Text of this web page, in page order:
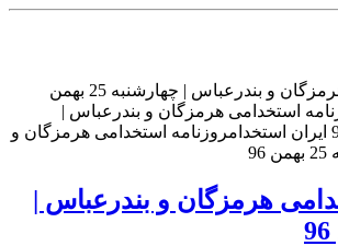
روزنامه استخدامی هرمزگان و بندرعباس | چهارشنبه 25 بهمن
استخدامی هرمزگان و بندرعباس |
چهارشنبه 25 بهمن 96 ایران استخدامروزنامه استخدامی هرمزگان و
هرمزگان و بندرعباس |